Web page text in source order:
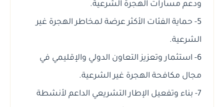
ودعم مسارات الهجرة الشرعية.
5- حماية الفئات الأكثر عرضة لمخاطر الهجرة غير
الشرعية.
6- استثمار وتعزيز التعاون الدولي والإقليمي في
مجال مكافحة الهجرة غير الشرعية.
7- بناء وتفعيل الإطار التشريعي الداعم لأنشطة